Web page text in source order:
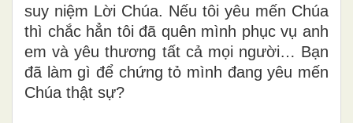
suy niệm Lời Chúa. Nếu tôi yêu mến Chúa
thì chắc hẳn tôi đã quên mình phục vụ anh
em và yêu thương tất cả mọi người… Bạn
đã làm gì để chứng tỏ mình đang yêu mến
Chúa thật sự?